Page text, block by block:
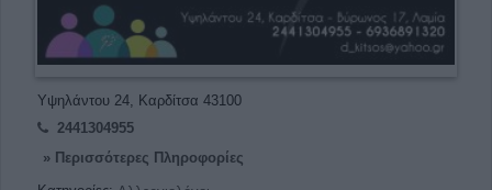
Υψηλάντου 24, Καρδίτσα 43100
2441304955
» Περισσότερες Πληροφορίες